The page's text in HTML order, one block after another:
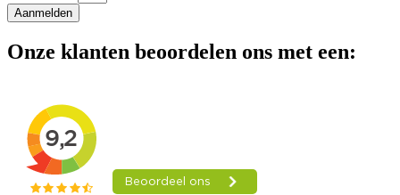
Aanmelden
Onze klanten beoordelen ons met een: